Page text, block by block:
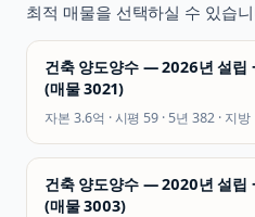
최적 매물을 선택하실 수 있습
건축 양도양수 — 2026년 설립
(매물 3021)
자본 3.6억 · 시평 59 · 5년382· 지방
건축 양도양수 — 2020년 설립
(매물 3003)